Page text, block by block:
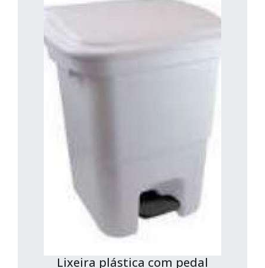
Lixeira plástica com pedal